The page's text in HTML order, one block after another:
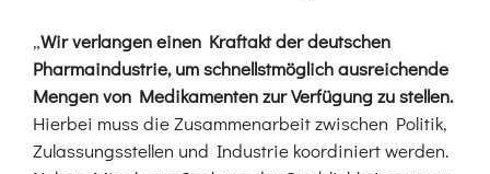
„Wir verlangen einen Kraftakt der deutschen
Pharmaindustrie, um schnellstmöglich ausreichende
Mengen von Medikamenten zur Verfügung zu stellen.
Hierbei muss die Zusammenarbeit zwischen Politik,
Zulassungsstellen und Industrie koordiniert werden.